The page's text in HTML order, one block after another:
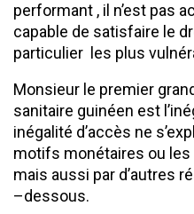
performant , il n’est pas
capable de satisfaire le
particulier les plus
Monsieur le premier
sanitaire guinéen est
inégalité d’accès ne
motifs monétaires ou
mais aussi par d’autres
–dessous.